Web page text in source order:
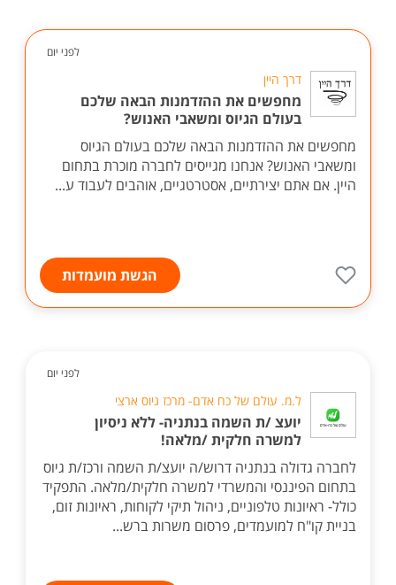
לפני יום
דרך היין
מחפשים את ההזדמנות הבאה שלכם
בעולם הגיוס ומשאבי האנוש?
מחפשים את ההזדמנות הבאה שלכם בעולם הגיוס
ומשאבי האנוש? אנחנו מגייסים לחברה מוכרת בתחום
היין. אם אתם יצירתיים, אסטרטגיים, אוהבים לעבוד ע...
הגשת מועמדות
לפני יום
ל.מ. עולם של כח אדם- מרכז גיוס ארצי
יועצ /ת השמה בנתניה- ללא ניסיון
למשרה חלקית /מלאה!
לחברה גדולה בנתניה דרוש/ה יועצ/ת השמה ורכז/ת גיוס
בתחום הפיננסי והמשרדי למשרה חלקית/מלאה. התפקיד
כולל- ראיונות טלפוניים, ניהול תיקי לקוחות, ראיונות זום,
בניית קו"ח למועמדים, פרסום משרות ברש...